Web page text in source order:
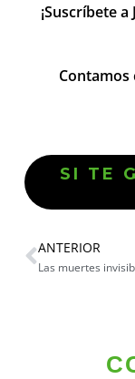
¡Suscríbete
SI TE
ANTERIOR